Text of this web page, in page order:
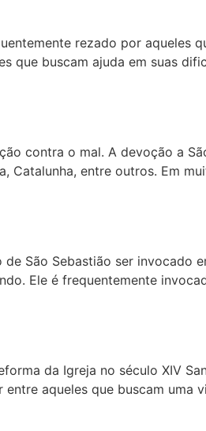
rezado por aqueles
que buscam ajuda em suas
contra o mal. A devoção a
Catalunha, entre outros. Em
São Sebastião ser invocado
Ele é frequentemente
da Igreja no século XIV
aqueles que buscam uma